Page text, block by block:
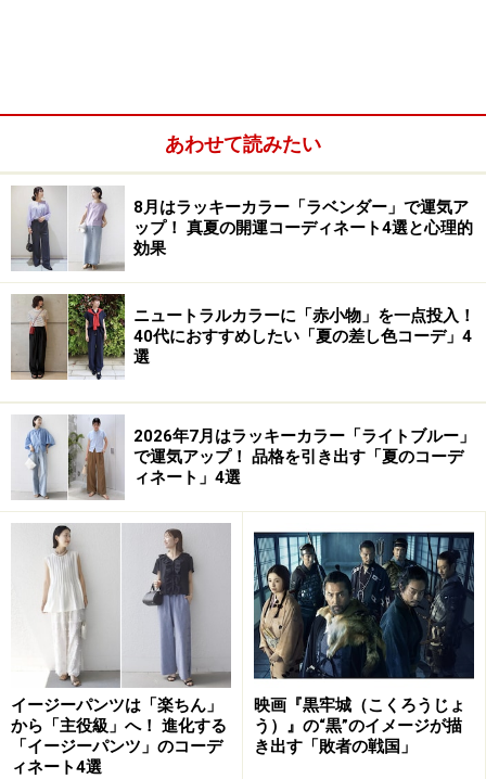
フレンチスリーブなので、涼しくなってきたら、長袖の
インナーを合わせたり、パンツと合わせてレイヤードス
タイルにしたり、夏から秋へとシーズン長く着回しが効
くのもうれしいですね。
2：黒トップス＋白ボトムスの黒白モノトー
ンコーデ
出典：WEAR
あわせて読みたい
8月はラッキーカラー「ラベンダー」で運気ア
ップ！ 真夏の開運コーディネート4選と心理的
効果
ニュートラルカラーに「赤小物」を一点投入！
40代におすすめしたい「夏の差し色コーデ」4
選
2026年7月はラッキーカラー「ライトブルー」
で運気アップ！ 品格を引き出す「夏のコーデ
ィネート」4選
イージーパンツは「楽ちん」
から「主役級」へ！ 進化する
「イージーパンツ」のコーデ
ィネート4選
映画『黒牢城（こくろうじょ
う）』の“黒”のイメージが描
き出す「敗者の戦国」